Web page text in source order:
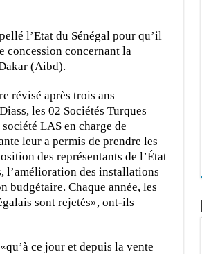
l’Etat du Sénégal pour qu’il
concession concernant la
(Aibd).
révisé après trois ans
les 02 Sociétés Turques
LAS en charge de
leur a permis de prendre les
des représentants de l’État
l’amélioration des installations
budgétaire. Chaque année, les
sont rejetés», ont-ils
ce jour et depuis la vente